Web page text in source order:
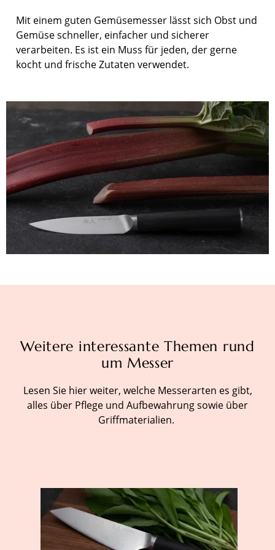
Mit einem guten Gemüsemesser lässt sich Obst und
Gemüse schneller, einfacher und sicherer
verarbeiten. Es ist ein Muss für jeden, der gerne
kocht und frische Zutaten verwendet.
Weitere interessante Themen rund
um Messer
Lesen Sie hier weiter, welche Messerarten es gibt,
alles über Pflege und Aufbewahrung sowie über
Griffmaterialien.